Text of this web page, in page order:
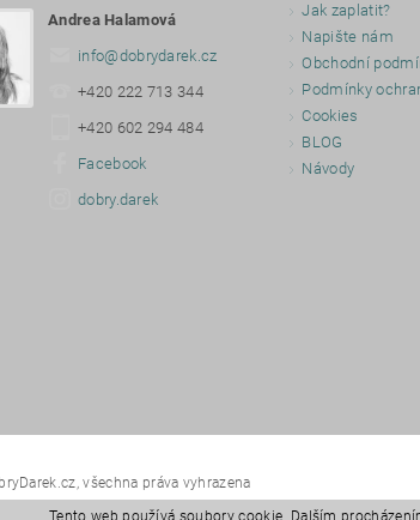
Andrea Halamová
info@dobrydarek.cz
+420 222 713 344
+420 602 294 484
Facebook
dobry.darek
Jak zaplatit?
Napište nám
Obchodní
Podmínky
Cookies
BLOG
Návody
všechna práva vyhrazena
Tento web používá soubory cookie. Dalším